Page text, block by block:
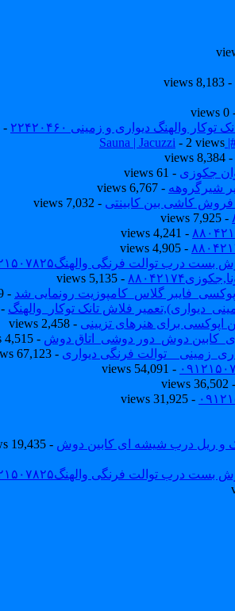
- 8,183 views
- 0
والهنگ دیواری و زمینی ۲۲۴۲۰۴۶۰
- 3,962 views
- 2 views
- 8,384 views
- 61 views
- 6,767 views
- 7,032 views
- 7,925 views
- 4,241 views
- 4,905 views
توالت فرنگی والهنگ۰۹۱۲۱۵۰۷۸۲۵
- 5,135 views
گلاس_کامپوزیت رونمایی شد - 4,449 views
فلاش تانک توکار_والهنگ - 10,483 views
اپوکسی برای هنرهای تزیینی - 2,458 views
دوش_دور دوشی_اتاق دوش - 4,515 views
_ توالت فرنگی دیواری - 67,123 views
- 54,091 views
- 36,502 views
- 31,925 views
و ریل درب شیشه ای کابین دوش - 19,435 views
توالت فرنگی والهنگ۰۹۱۲۱۵۰۷۸۲۵